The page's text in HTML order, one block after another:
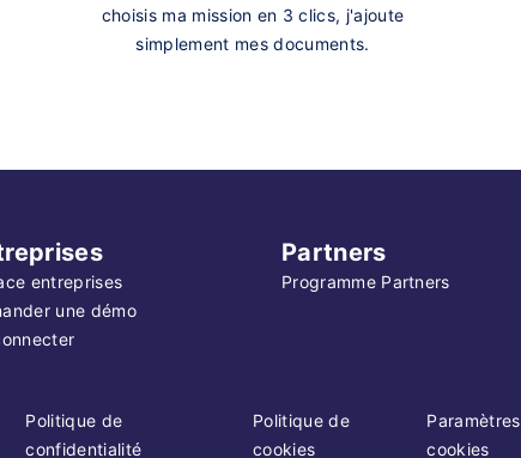
choisis ma mission en 3 clics, j'ajoute
simplement mes documents.
entreprises
une démo
Partners
Programme Partners
Politique de
confidentialité
Politique de
cookies
cookies